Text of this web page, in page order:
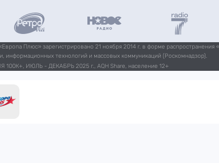
Плюс» зарегистрировано 21 ноября 2014 г. в форме
информационных технологий и массовых коммуникаций (Роскомнадзор).
100К+, ИЮЛЬ - ДЕКАБРЬ 2025 г., AQH Share, население 12+